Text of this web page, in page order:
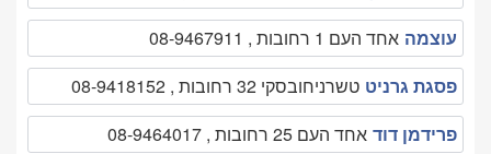
עוצמה אחד העם 1 רחובות , 08-9467911
פסגת גרניט טשרניחובסקי 32 רחובות , 08-9418152
פרידמן דוד אחד העם 25 רחובות , 08-9464017